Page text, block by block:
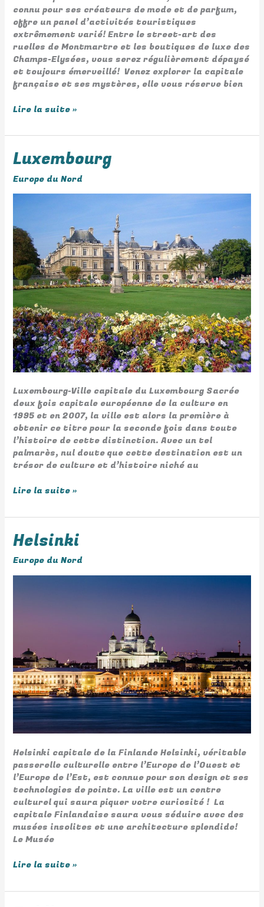
connu pour ses créateurs de mode et de parfum,
offre un panel d’activités touristiques
extrêmement varié! Entre le street-art des
ruelles de Montmartre et les boutiques de luxe des
Champs-Elysées, vous serez régulièrement dépaysé
et toujours émerveillé! Venez explorer la capitale
française et ses mystères, elle vous réserve bien
Lire la suite »
Luxembourg
Europe du Nord
Luxembourg-Ville capitale du Luxembourg Sacrée
deux fois capitale européenne de la culture en
1995 et en 2007, la ville est alors la première à
obtenir ce titre pour la seconde fois dans toute
l’histoire de cette distinction. Avec un tel
palmarès, nul doute que cette destination est un
trésor de culture et d’histoire niché au
Luxembourg
Lire la suite »
Helsinki
Europe du Nord
Helsinki capitale de la Finlande Helsinki, véritable
passerelle culturelle entre l’Europe de l’Ouest et
l’Europe de l’Est, est connue pour son design et ses
technologies de pointe. La ville est un centre
culturel qui saura piquer votre curiosité ! La
capitale Finlandaise saura vous séduire avec des
musées insolites et une architecture splendide!
Le Musée
Helsinki
Lire la suite »